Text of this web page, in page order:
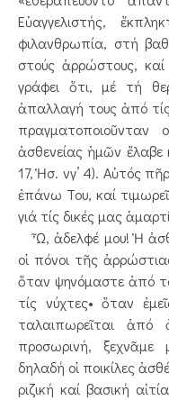
Εὐαγγελιστής,
φιλανθρωπία, στή
στούς ἀρρώστους,
γράφει ὅτι, μέ τή
ἀπαλλαγή τους ἀπό
πραγματοποιοῦνταν
ἀσθενείας ἡμῶν
17, Ἡσ. νγ’ 4). Αὐτός
ἐπάνω Του, καί
γιά τίς δικές μας
Ὦ, ἀδελφέ μου! Ἡ
οἱ πόνοι τῆς
ὅταν ψηνόμαστε ἀπό
τίς νύχτες• ὅταν
ταλαιπωρεῖται ἀπό
προσωρινή, ξεχνᾶμε
δηλαδή οἱ ποικίλες
ριζική καί βασική